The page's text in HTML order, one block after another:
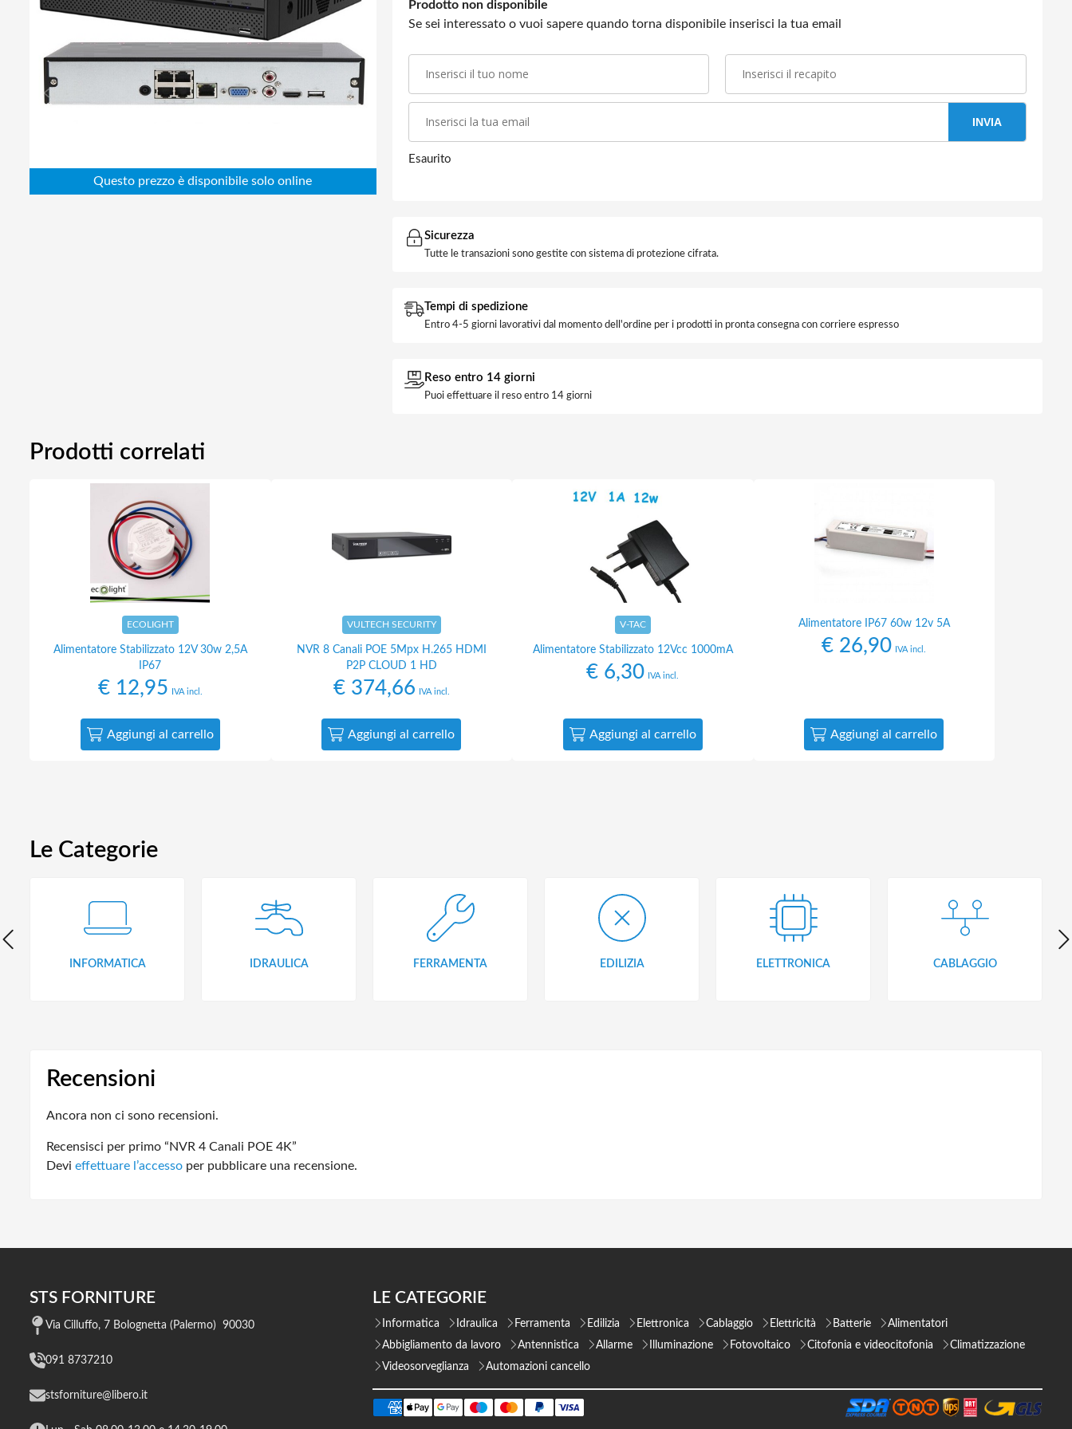
Abbigliamento da lavoro
Alimentatori
Batterie
Elettricità
Elettronica
Edilizia
Prodotto non disponibile
Se sei interessato o vuoi sapere quando torna disponibile inserisci la tua email
INVIA
Esaurito
Sicurezza
Tutte le transazioni sono gestite con sistema di protezione cifrata.
Tempi di spedizione
Entro 4-5 giorni lavorativi dal momento dell'ordine per i prodotti in pronta consegna con corriere espresso
Reso entro 14 giorni
Puoi effettuare il reso entro 14 giorni
Prodotti correlati
ECOLIGHT
Alimentatore Stabilizzato 12V 30w 2,5A
IP67
€12,95 IVA incl.
Aggiungi al carrello
VULTECH SECURITY
NVR 8 Canali POE 5Mpx H.265 HDMI
P2P CLOUD 1 HD
€374,66 IVA incl.
Aggiungi al carrello
V-TAC
Alimentatore Stabilizzato 12Vcc 1000mA
€ 6,30 IVA incl.
Aggiungi al carrello
Alimentatore IP67 60w 12v 5A
€ 26,90 IVA incl.
Aggiungi al carrello
Le Categorie
INFORMATICA IDRAULICA FERRAMENTA EDILIZIA ELETTRONICA CABLAGGIO
Recensioni
Ancora non ci sono recensioni.
Recensisci per primo “NVR 4 Canali POE 4K”
Devi effettuare l’accesso per pubblicare una recensione.
STS FORNITURE
Via Cilluffo, 7 Bolognetta (Palermo) 90030
091 8737210
stsforniture@libero.it
LE CATEGORIE
Informatica Idraulica Ferramenta Edilizia Elettronica Cablaggio Elettricità Batterie
Alimentatori
Abbigliamento da lavoro
Antennistica Allarme Illuminazione Fotovoltaico Citofonia e videocitofonia
Climatizzazione
Videosorveglianza
Automazioni cancello